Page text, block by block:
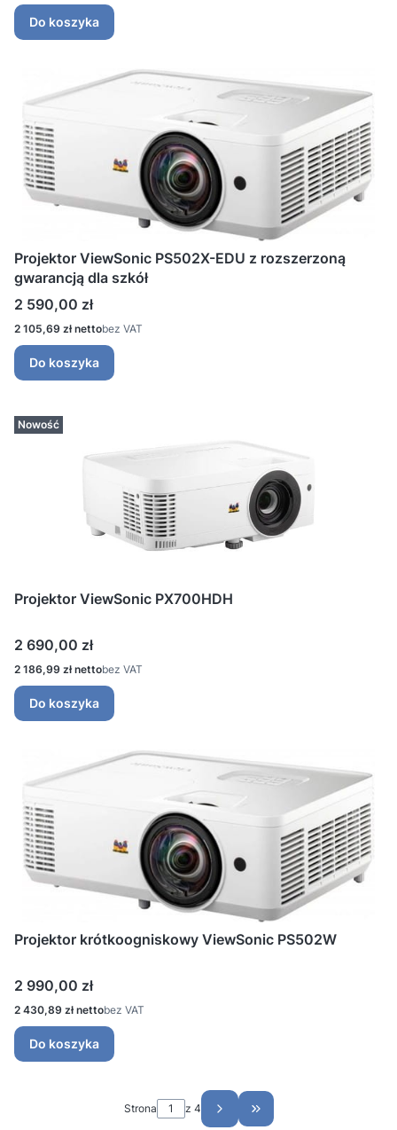
Do koszyka
Projektor ViewSonic PS502X-EDU z rozszerzoną
gwarancją dla szkół
Cena
2 590,00 zł
Cena
2 105,69 zł bez VAT
Do koszyka
Nowość
Projektor ViewSonic PX700HDH
Cena
2 690,00 zł
Cena
2 186,99 zł bez VAT
Do koszyka
Projektor krótkoogniskowy ViewSonic PS502W
Cena
2 990,00 zł
Cena
2 430,89 zł bez VAT
Do koszyka
Strona z 4 Przejdź do ostatniej